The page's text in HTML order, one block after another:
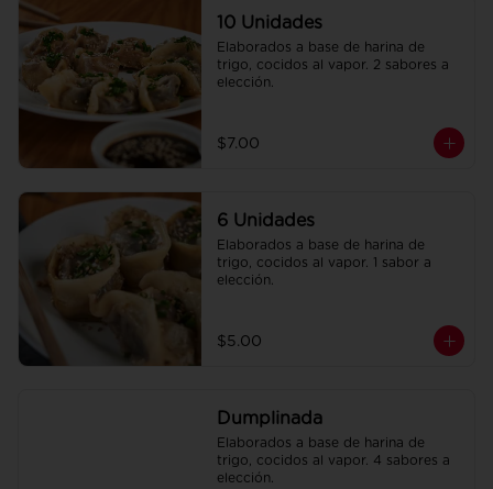
10 Unidades
Elaborados a base de harina de
trigo, cocidos al vapor. 2 sabores a
elección.
$7.00
6 Unidades
Elaborados a base de harina de
trigo, cocidos al vapor. 1 sabor a
elección.
$5.00
Dumplinada
Elaborados a base de harina de
trigo, cocidos al vapor. 4 sabores a
elección.